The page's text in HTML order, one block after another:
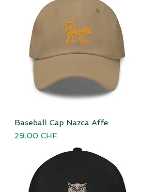
Baseball Cap Nazca Affe
Preis
29,00 CHF